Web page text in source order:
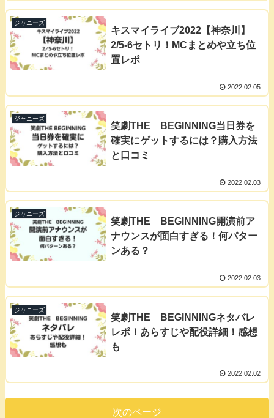
ジャニーズ
キスマイライブ2022【神奈川】
2/5-6セトリ！MCまとめや立ち位
置レポ
2022.02.05
ジャニーズ
笑劇THE BEGINNING当日券を
確実にゲットするには？購入方法
と口コミ
2022.02.03
ジャニーズ
笑劇THE BEGINNING開演前ア
ナウンスが面白すぎる！何パター
ンある？
2022.02.03
ジャニーズ
笑劇THE BEGINNINGネタバレ
レポ！あらすじや配役詳細！感想
も
2022.02.02
次のページ